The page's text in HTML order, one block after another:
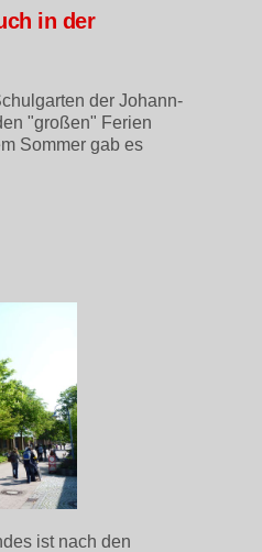
in der
der Johann-
"großen" Ferien
Sommer gab es
ist nach den